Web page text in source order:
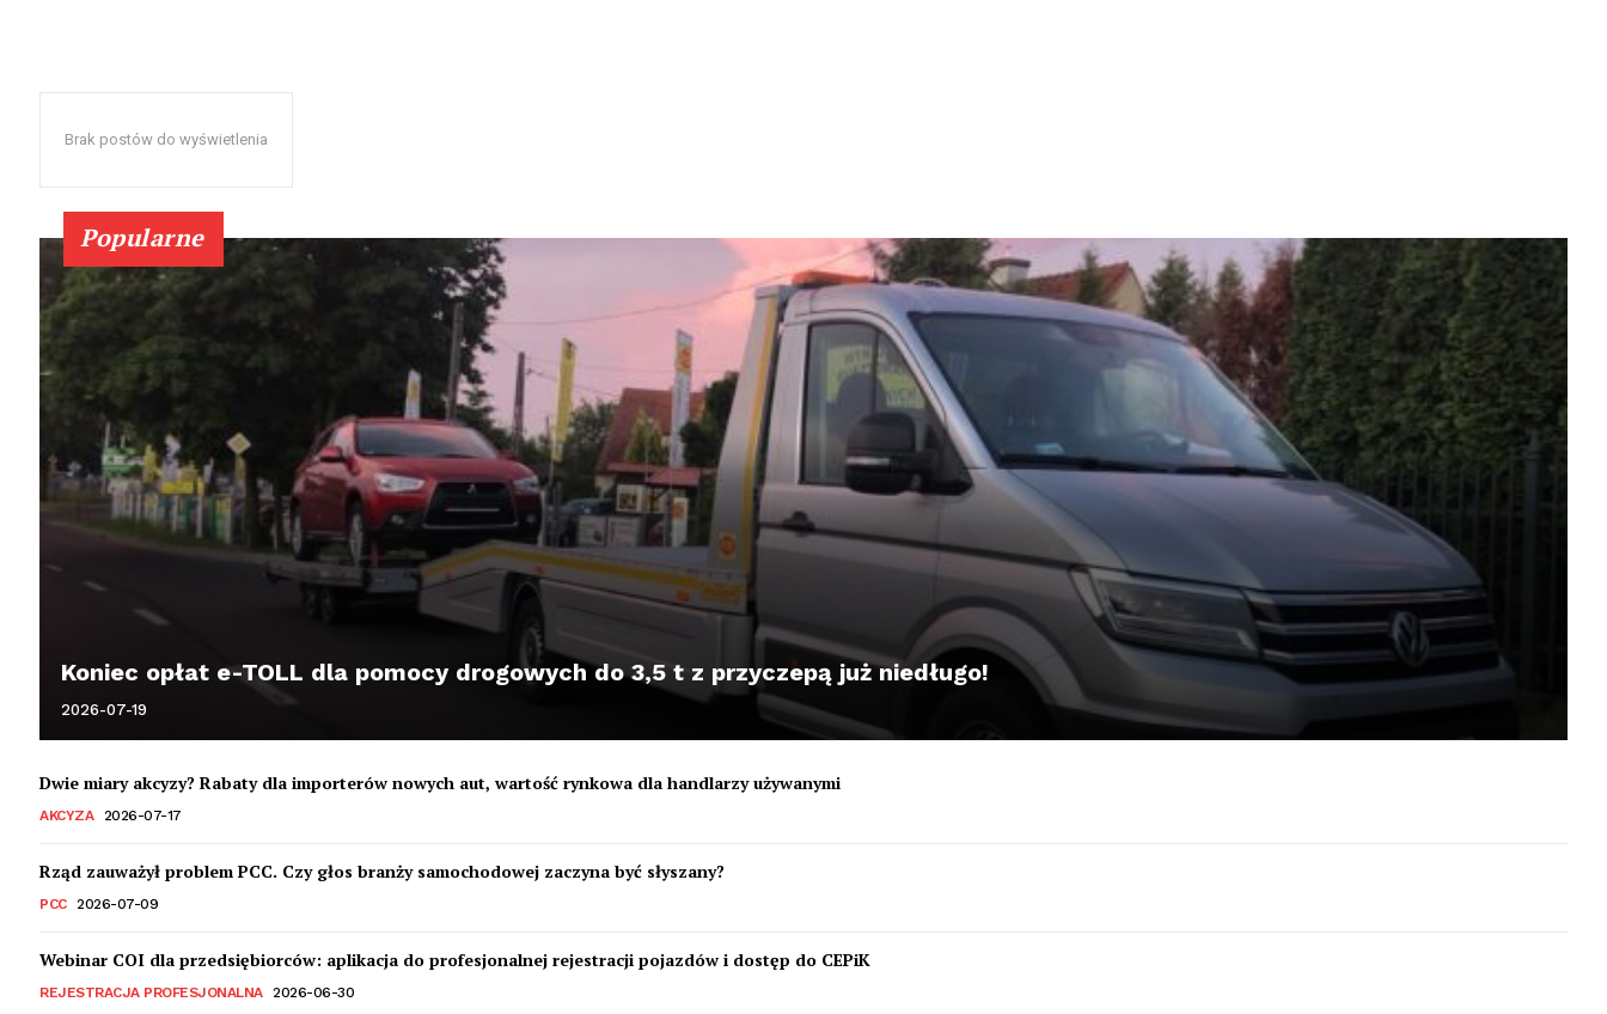
Brak postów do wyświetlenia
Popularne
Koniec opłat e-TOLL dla pomocy drogowych do 3,5 t z przyczepą już niedługo!
2026-07-19
Dwie miary akcyzy? Rabaty dla importerów nowych aut, wartość rynkowa dla handlarzy używanymi
AKCYZA 2026-07-17
Rząd zauważył problem PCC. Czy głos branży samochodowej zaczyna być słyszany?
PCC 2026-07-09
Webinar COI dla przedsiębiorców: aplikacja do profesjonalnej rejestracji pojazdów i dostęp do CEPiK
REJESTRACJA PROFESJONALNA 2026-06-30